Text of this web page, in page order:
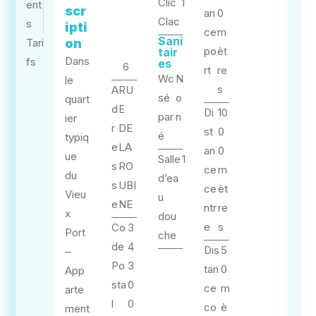
ent
s
Tari
fs
scr
ipti
on
Dans
le
quart
ier
typiq
ue
du
Vieu
x
Port
–
App
arte
ment
6
A
d
r
e
s
s
e
RU
E
DE
LA
RO
UBI
NE
Co
de
Po
sta
l
3
4
3
0
0
Clac
Sani
tair
es
Wc
sé
par
é
N
o
n
Salle
d’ea
u
dou
che
1
an
ce
po
rt
0
m
èt
re
s
Di
st
an
ce
ce
ntr
e
10
0
0
m
èt
re
s
Dis
tan
ce
co
5
0
m
è